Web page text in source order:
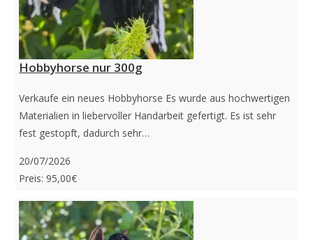
Hobbyhorse nur 300g
Verkaufe ein neues Hobbyhorse Es wurde aus hochwertigen
Materialien in liebervoller Handarbeit gefertigt. Es ist sehr
fest gestopft, dadurch sehr…
20/07/2026
Preis: 95,00€